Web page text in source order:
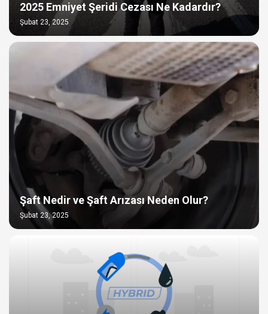
2025 Emniyet Şeridi Cezası Ne Kadardır?
Şubat 23, 2025
Şaft Nedir ve Şaft Arızası Neden Olur?
Şubat 23, 2025